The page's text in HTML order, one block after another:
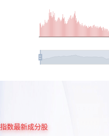
指数最新成分股